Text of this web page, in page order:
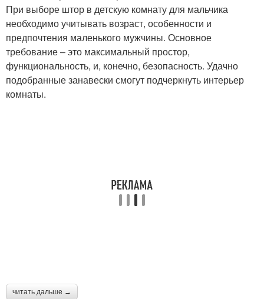
При выборе штор в детскую комнату для мальчика
необходимо учитывать возраст, особенности и
предпочтения маленького мужчины. Основное
требование – это максимальный простор,
функциональность, и, конечно, безопасность. Удачно
подобранные занавески смогут подчеркнуть интерьер
комнаты.
читать дальше →